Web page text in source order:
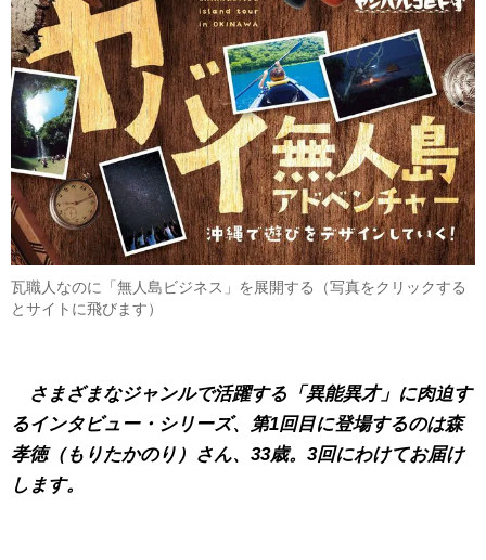
瓦職人なのに「無人島ビジネス」を展開する（写真をクリックする
とサイトに飛びます）
さまざまなジャンルで活躍する「異能異才」に肉迫す
るインタビュー・シリーズ、第1回目に登場するのは森
孝徳（もりたかのり）さん、33歳。3回にわけてお届け
します。